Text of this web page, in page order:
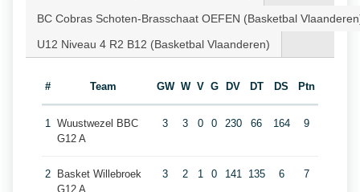
BC Cobras Schoten-Brasschaat OEFEN (Basketbal
U12 Niveau 4 R2 B12 (Basketbal Vlaanderen)
# Team GW W V G DV DT DS Ptn
1 Wuustwezel BBC
G12 A
3 3 0 0 230 66 164 9
2
Basket Willebroek
G12 A
3 2 1 0 141 135 6 7